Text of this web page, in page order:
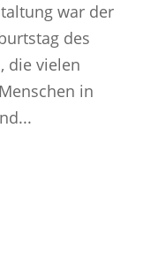
war der
des
die vielen
in